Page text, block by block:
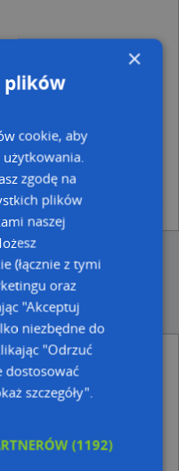
Danych Osobowych
jest AutoMapa sp. z o.o.
37.
w wyszukiwarce firm i na
biznesowym operatora (art.
REGON, z firmowych stron www
odo_przetwarzanie/
- inne Przemysł,
Wolności 46,
Zima, Wolności 29,
×
plików
cookie, aby
zgodę na
plików
naszej
(łącznie z tymi
oraz
"Akceptuj
niezbędne do
"Odrzuć
dostosować
szczegóły".
(1192)